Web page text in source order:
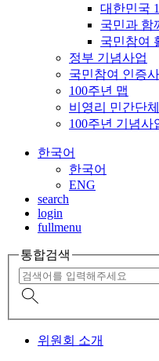
대한민국
국민과 함
국민참여
정부 기념사업
국민참여 인증
100주년 맵
비영리 민간단
100주년 기념사
한국어
한국어
ENG
search
login
fullmenu
통합검색
위원회 소개